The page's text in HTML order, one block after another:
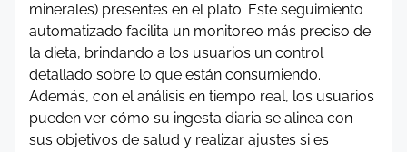
minerales) presentes en el plato. Este seguimiento
automatizado facilita un monitoreo más preciso de
la dieta, brindando a los usuarios un control
detallado sobre lo que están consumiendo.
Además, con el análisis en tiempo real, los usuarios
pueden ver cómo su ingesta diaria se alinea con
sus objetivos de salud y realizar ajustes si es